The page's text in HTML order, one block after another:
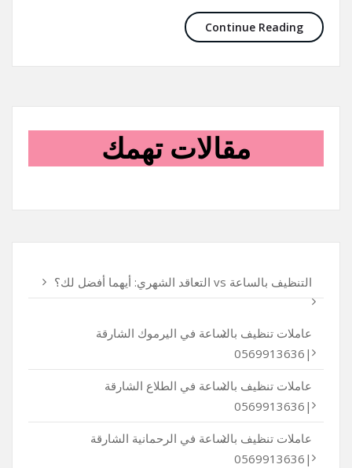
Continue Reading
مقالات تهمك
التنظيف بالساعة vs التعاقد الشهري: أيهما أفضل لك؟
عاملات تنظيف بالساعة في اليرموك الشارقة
|0569913636
عاملات تنظيف بالساعة في الطلاع الشارقة
|0569913636
عاملات تنظيف بالساعة في الرحمانية الشارقة
|0569913636